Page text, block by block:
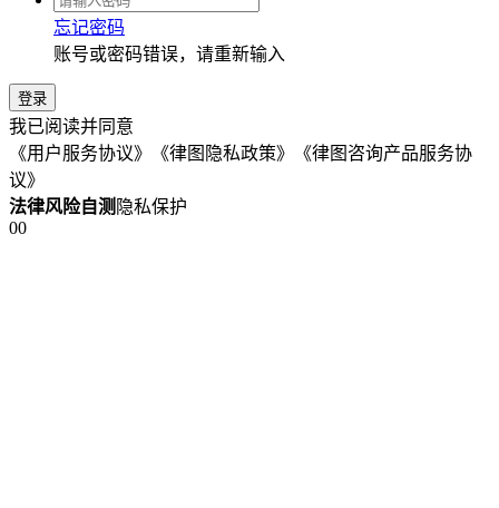
南通152****4425用户4分钟前已提交咨询
沭阳135****8807用户1分钟前已获取解答
南通152****4425用户4分钟前已提交咨询
沭阳135****8807用户1分钟前已获取解答
宿迁177****7547用户3分钟前已提交咨询
南通152****4425用户4分钟前已提交咨询
沭阳135****8807用户1分钟前已获取解答
宿迁177****7547用户3分钟前已提交咨询